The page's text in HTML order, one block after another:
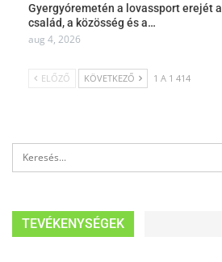
Gyergyóremetén a lovassport erejét a
család, a közösség és a…
aug 4, 2026
ELŐZŐ KÖVETKEZŐ 1 A 1 414
TEVÉKENYSÉGEK